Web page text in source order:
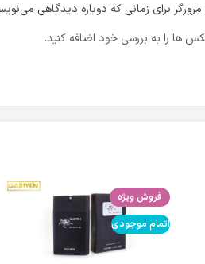
برای زمانی که دوباره دیدگاهی
ها را به بررسی خود اضافه کنید.
فروش ویژه
اتمام موجودی